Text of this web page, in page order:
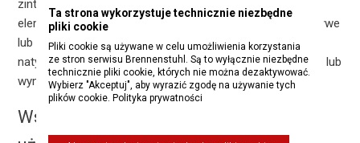
zintegrowane ostrza zabezpieczające styki lub podobne
elementy. W razie wątpliwości lub jeśli odgłosy są uporczywe
lub metaliczne, dla własnego bezpieczeństwa należy
natychmiast zaprzestać użytkowania i zlecić sprawdzenie lub
wymianę listwy u sprzedawcy Brennenstuhl.
Wskazówki dotyczące bezpiecznego
Ta strona wykorzystuje technicznie niezbędne
pliki cookie
Pliki cookie są używane w celu umożliwienia korzystania
ze stron serwisu Brennenstuhl. Są to wyłącznie niezbędne
technicznie pliki cookie, których nie można dezaktywować.
Wybierz "Akceptuj", aby wyrazić zgodę na używanie tych
plików cookie. Polityka prywatności